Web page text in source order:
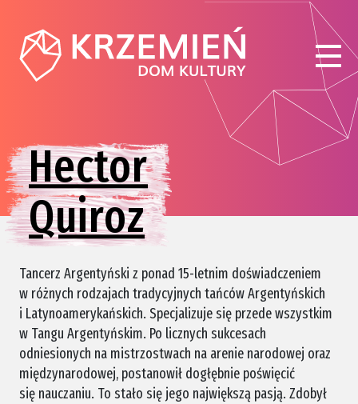
Hector
Quiroz
Tancerz Argentyński z ponad 15-letnim doświadczeniem
w różnych rodzajach tradycyjnych tańców Argentyńskich
i Latynoamerykańskich. Specjalizuje się przede wszystkim
w Tangu Argentyńskim. Po licznych sukcesach
odniesionych na mistrzostwach na arenie narodowej oraz
międzynarodowej, postanowił dogłębnie poświęcić
się nauczaniu. To stało się jego największą pasją. Zdobył